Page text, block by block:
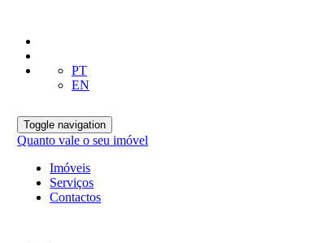
PT
EN
Toggle navigation
Quanto vale o seu imóvel
Imóveis
Serviços
Contactos